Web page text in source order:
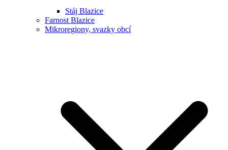
Stáj Blazice
Farnost Blazice
Mikroregiony, svazky obcí